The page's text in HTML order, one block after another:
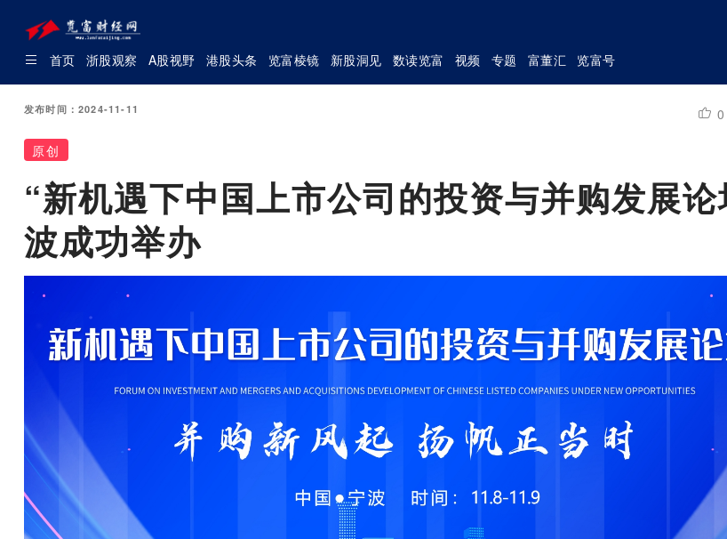
首页 浙股观察 A股视野 港股头条 览富棱镜 新股洞见 数读览富 视频 专题 富董汇 览富号
发布时间：2024-11-11 0
原创
“新机遇下中国上市公司的投资与并购发展
波成功举办